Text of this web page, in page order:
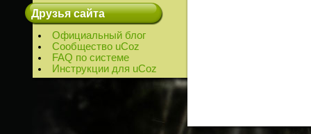
Друзья сайта
Официальный блог
Сообщество uCoz
FAQ по системе
Инструкции для uCoz